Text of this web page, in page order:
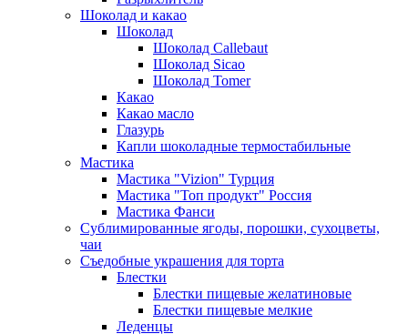
Шоколад и какао
Шоколад
Шоколад Callebaut
Шоколад Sicao
Шоколад Tomer
Какао
Какао масло
Глазурь
Капли шоколадные термостабильные
Мастика
Мастика "Vizion" Турция
Мастика "Топ продукт" Россия
Мастика Фанси
Сублимированные ягоды, порошки, сухоцветы,
чаи
Съедобные украшения для торта
Блестки
Блестки пищевые желатиновые
Блестки пищевые мелкие
Леденцы